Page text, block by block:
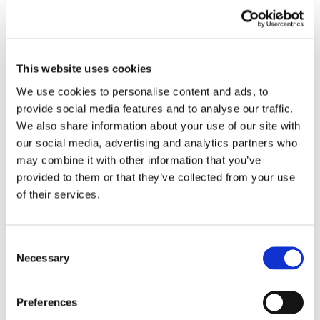
This website uses cookies
We use cookies to personalise content and ads, to
provide social media features and to analyse our traffic.
We also share information about your use of our site with
our social media, advertising and analytics partners who
may combine it with other information that you’ve
provided to them or that they’ve collected from your use
of their services.
Selection
Necessary
Preferences
avgörande, är det viktigt hur och var det regleras –
om denna väg är lämpligt balanserad eller
I en balanserad tarmmiljö hjälper fördelaktiga
mikrober till att flytta tryptofanmetabolismen mot
indolvägen och producerar metaboliter som IPA.
Dessa metaboliter stöder tarmbarriärfunktion,
antioxidantförsvar och immuntolerans via receptorer
som AhR och PXR. Dessutom har SCFA, särskilt
butyrat – som produceras av fiberfermenterande
IDO genom att stödja tarmbarriärens integritet,
minska systemisk LPS-exponering och hjälpa till att